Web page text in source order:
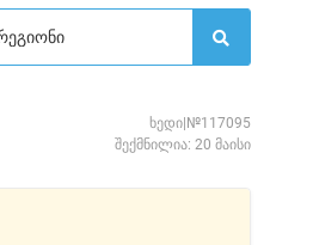
ხედი|№117095
შექმნილია: 20 მაისი